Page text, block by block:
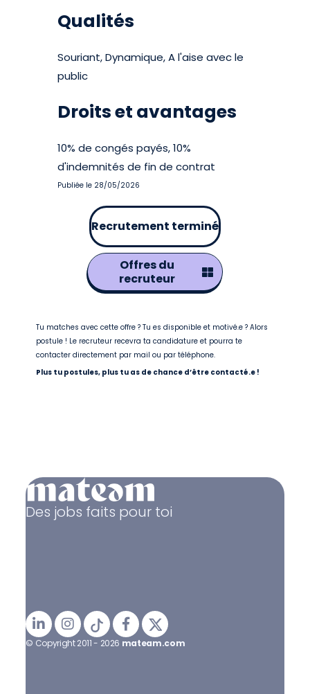
Qualités
Souriant, Dynamique, A l'aise avec le
public
Droits et avantages
10% de congés payés, 10%
d'indemnités de fin de contrat
Publiée le 28/05/2026
Recrutement terminé
Offres du
recruteur
Tu matches avec cette offre ? Tu es disponible et motivé.e ? Alors
postule ! Le recruteur recevra ta candidature et pourra te
contacter directement par mail ou par téléphone.
Plus tu postules, plus tu as de chance d’être contacté.e !
Des jobs faits pour toi
© Copyright 2011 - 2026 mateam.com